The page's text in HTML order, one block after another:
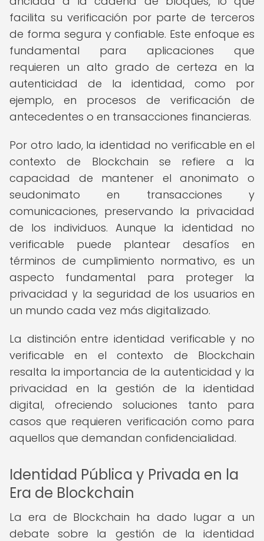
facilita su verificación por parte de terceros
de forma segura y confiable. Este enfoque es
fundamental para aplicaciones que
requieren un alto grado de certeza en la
autenticidad de la identidad, como por
ejemplo, en procesos de verificación de
antecedentes o en transacciones financieras.
Por otro lado, la identidad no verificable en el
contexto de Blockchain se refiere a la
capacidad de mantener el anonimato o
seudonimato en transacciones y
comunicaciones, preservando la privacidad
de los individuos. Aunque la identidad no
verificable puede plantear desafíos en
términos de cumplimiento normativo, es un
aspecto fundamental para proteger la
privacidad y la seguridad de los usuarios en
un mundo cada vez más digitalizado.
La distinción entre identidad verificable y no
verificable en el contexto de Blockchain
resalta la importancia de la autenticidad y la
privacidad en la gestión de la identidad
digital, ofreciendo soluciones tanto para
casos que requieren verificación como para
aquellos que demandan confidencialidad.
Identidad Pública y Privada en la
Era de Blockchain
La era de Blockchain ha dado lugar a un
debate sobre la gestión de la identidad